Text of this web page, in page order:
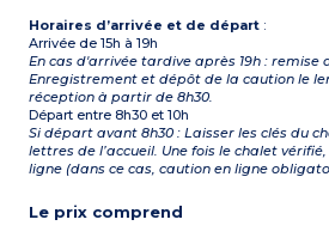
Horaires d’arrivée et de départ :
Arrivée de 15h à 19h
En cas d'arrivée tardive après 19h : remise
Enregistrement et dépôt de la caution le
réception à partir de 8h30.
Départ entre 8h30 et 10h
Si départ avant 8h30 : Laisser les clés du
lettres de l’accueil. Une fois le chalet
ligne (dans ce cas, caution en ligne
Le prix comprend